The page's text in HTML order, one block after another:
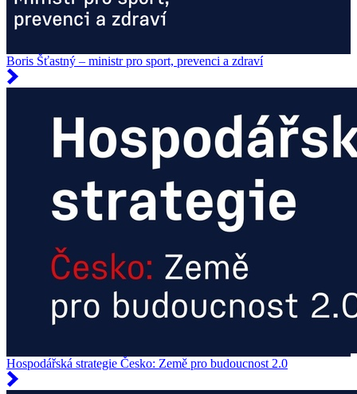
Boris Šťastný – ministr pro sport, prevenci a zdraví
Hospodářská strategie Česko: Země pro budoucnost 2.0